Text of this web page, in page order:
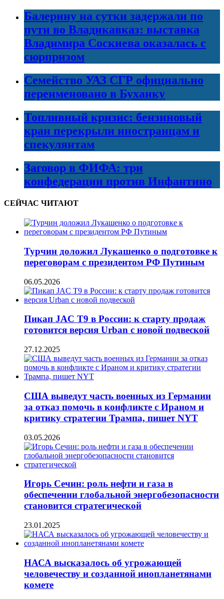
Балерину на сутки задержали по
пути во Владикавказ: выставка
Владимира Соскиева оказалась с
сюрпризом
Семейство УАЗ СГР официально
переименовано в Буханку
Топливный кризис: бензиновый
кран перекрыли иностранцам и
спекулянтам
Заговор в ФИФА: три
конфедерации против Инфантино
СЕЙЧАС ЧИТАЮТ
Турчин доложил Лукашенко о подготовке к
переговорам с президентом РФ Путиным
06.05.2026
Пикап JAC T9 в России: к старту продаж
готовится версия Urban с новой подвеской
27.12.2025
США выведут часть военных из Германии
за отказ помочь в конфликте с Ираном и
критику стратегии Трампа, пишет NYT
03.05.2026
Игорь Сечин: роль нефти и газа в
обеспечении глобальной энергобезопасности
становится стратегической
23.01.2025
НАСА высказалось об угрожающей
человечеству и созданной инопланетянами
комете